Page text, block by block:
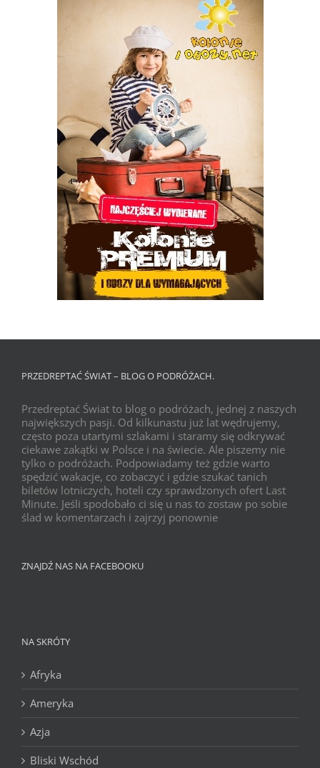
PRZEDREPTAĆ ŚWIAT – BLOG O PODRÓŻACH.
Przedreptać Świat to blog o podróżach, jednej z naszych
największych pasji. Od kilkunastu już lat wędrujemy,
często poza utartymi szlakami i staramy się odkrywać
ciekawe zakątki w Polsce i na świecie. Ale piszemy nie
tylko o podróżach. Podpowiadamy też gdzie warto
spędzić wakacje, co zobaczyć i gdzie szukać tanich
biletów lotniczych, hoteli czy sprawdzonych ofert Last
Minute. Jeśli spodobało ci się u nas to zostaw po sobie
ślad w komentarzach i zajrzyj ponownie
ZNAJDŹ NAS NA FACEBOOKU
NA SKRÓTY
Afryka
Ameryka
Azja
Bliski Wschód